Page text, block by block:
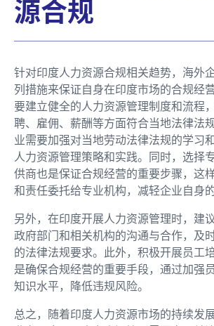
源合规
针对印度人力资源合规相关趋势，海外
列措施来保证自身在印度市场的合规经
要建立健全的人力资源管理制度和流程
聘、雇佣、薪酬等方面符合当地法律法
业需要加强对当地劳动法律法规的学习
人力资源管理策略和实践。同时，选择
供商也是保证合规经营的重要步骤，这
和责任委托给专业机构，减轻企业自身
另外，在印度开展人力资源管理时，建
政府部门和相关机构的沟通与合作，及
的法律法规要求。此外，积极开展员工
是确保合规经营的重要手段，通过加强
知识水平，降低违规风险。
总之，随着印度人力资源市场的持续发